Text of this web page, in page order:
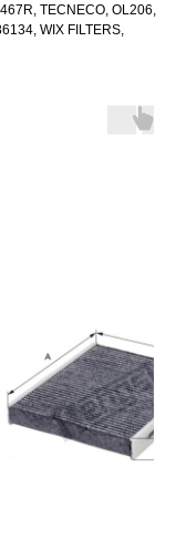
TECNECO, OL206,
WIX FILTERS,